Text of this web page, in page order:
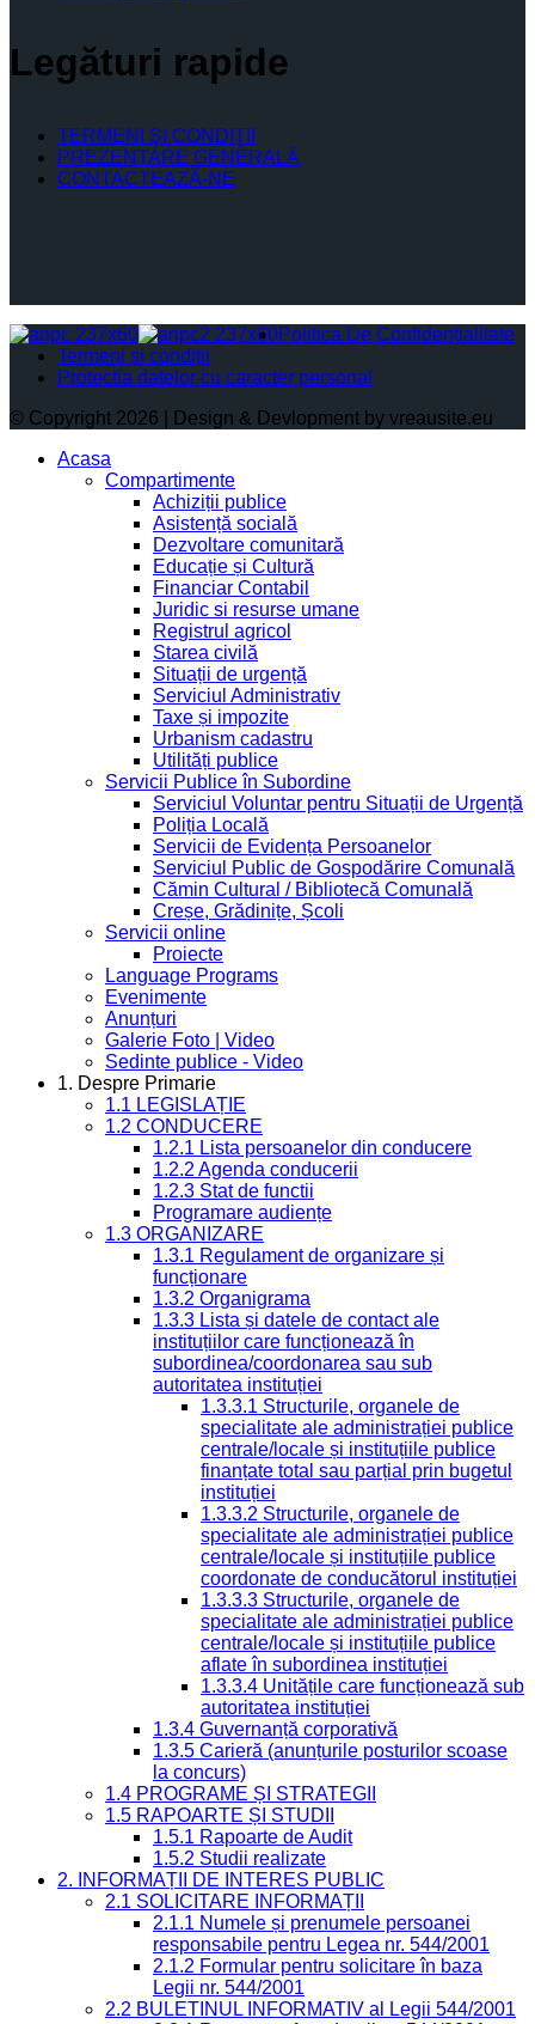
Legături rapide
TERMENI ŞI CONDIŢII
PREZENTARE GENERALĂ
CONTACTEAZĂ-NE
Politica De Confidențialitate
Termeni și condiții
Protectia datelor cu caracter personal
© Copyright 2026 | Design & Devlopment by vreausite.eu
Acasa
Compartimente
Achiziții publice
Asistență socială
Dezvoltare comunitară
Educație și Cultură
Financiar Contabil
Juridic si resurse umane
Registrul agricol
Starea civilă
Situații de urgență
Serviciul Administrativ
Taxe și impozite
Urbanism cadastru
Utilități publice
Servicii Publice în Subordine
Serviciul Voluntar pentru Situații de Urgență
Poliția Locală
Servicii de Evidența Persoanelor
Serviciul Public de Gospodărire Comunală
Cămin Cultural / Bibliotecă Comunală
Creșe, Grădinițe, Școli
Servicii online
Proiecte
Language Programs
Evenimente
Anunțuri
Galerie Foto | Video
Sedinte publice - Video
1. Despre Primarie
1.1 LEGISLAȚIE
1.2 CONDUCERE
1.2.1 Lista persoanelor din conducere
1.2.2 Agenda conducerii
1.2.3 Stat de functii
Programare audiențe
1.3 ORGANIZARE
1.3.1 Regulament de organizare și
funcționare
1.3.2 Organigrama
1.3.3 Lista și datele de contact ale
instituțiilor care funcționează în
subordinea/coordonarea sau sub
autoritatea instituției
1.3.3.1 Structurile, organele de
specialitate ale administrației publice
centrale/locale și instituțiile publice
finanțate total sau parțial prin bugetul
instituției
1.3.3.2 Structurile, organele de
specialitate ale administrației publice
centrale/locale și instituțiile publice
coordonate de conducătorul instituției
1.3.3.3 Structurile, organele de
specialitate ale administrației publice
centrale/locale și instituțiile publice
aflate în subordinea instituției
1.3.3.4 Unitățile care funcționează sub
autoritatea instituției
1.3.4 Guvernanță corporativă
1.3.5 Carieră (anunțurile posturilor scoase
la concurs)
1.4 PROGRAME ȘI STRATEGII
1.5 RAPOARTE ȘI STUDII
1.5.1 Rapoarte de Audit
1.5.2 Studii realizate
2. INFORMAȚII DE INTERES PUBLIC
2.1 SOLICITARE INFORMAȚII
2.1.1 Numele și prenumele persoanei
responsabile pentru Legea nr. 544/2001
2.1.2 Formular pentru solicitare în baza
Legii nr. 544/2001
2.2 BULETINUL INFORMATIV al Legii 544/2001